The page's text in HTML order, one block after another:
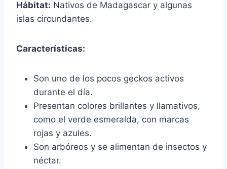
Hábitat: Nativos de Madagascar y algunas
islas circundantes.
Características:
Son uno de los pocos geckos activos
durante el día.
Presentan colores brillantes y llamativos,
como el verde esmeralda, con marcas
rojas y azules.
Son arbóreos y se alimentan de insectos y
néctar.